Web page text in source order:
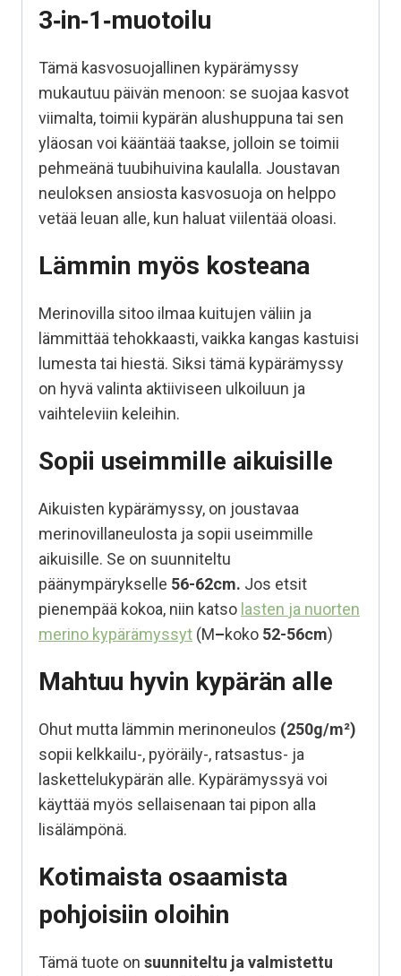
3‑in‑1‑muotoilu
Tämä kasvosuojallinen kypärämyssy
mukautuu päivän menoon: se suojaa kasvot
viimalta, toimii kypärän alushuppuna tai sen
yläosan voi kääntää taakse, jolloin se toimii
pehmeänä tuubihuivina kaulalla. Joustavan
neuloksen ansiosta kasvosuoja on helppo
vetää leuan alle, kun haluat viilentää oloasi.
Lämmin myös kosteana
Merinovilla sitoo ilmaa kuitujen väliin ja
lämmittää tehokkaasti, vaikka kangas kastuisi
lumesta tai hiestä. Siksi tämä kypärämyssy
on hyvä valinta aktiiviseen ulkoiluun ja
vaihteleviin keleihin.
Sopii useimmille aikuisille
Aikuisten kypärämyssy, on joustavaa
merinovillaneulosta ja sopii useimmille
aikuisille. Se on suunniteltu
päänympärykselle 56-62cm. Jos etsit
pienempää kokoa, niin katso lasten ja nuorten
merino kypärämyssyt (M–koko 52-56cm)
Mahtuu hyvin kypärän alle
Ohut mutta lämmin merinoneulos (250g/m²)
sopii kelkkailu-, pyöräily-, ratsastus- ja
laskettelukypärän alle. Kypärämyssyä voi
käyttää myös sellaisenaan tai pipon alla
lisälämpönä.
Kotimaista osaamista
pohjoisiin oloihin
Tämä tuote on suunniteltu ja valmistettu